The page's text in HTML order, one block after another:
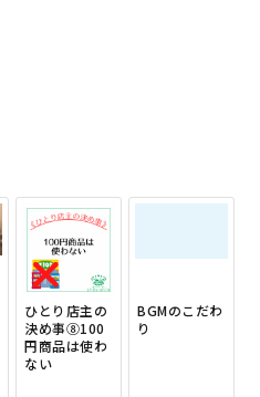
ひとり店主の
決め事⑧100
円商品は使わ
ない
BGMのこだわ
り